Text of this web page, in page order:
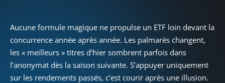
Aucune formule magique ne propulse un ETF loin devant la
concurrence année après année. Les palmarès changent,
les « meilleurs » titres d’hier sombrent parfois dans
l’anonymat dès la saison suivante. S’appuyer uniquement
sur les rendements passés, c’est courir après une illusion.